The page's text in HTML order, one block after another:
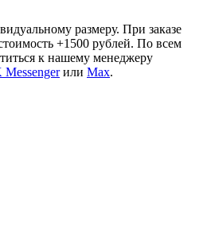
размеру. При заказе
+1500 рублей. По всем
к нашему менеджеру
или Max.